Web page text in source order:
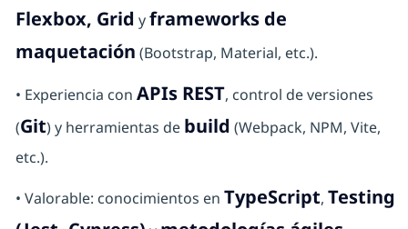
Flexbox, Grid yframeworks de
maquetación (Bootstrap, Material, etc.).
• Experiencia con APIs REST, control de versiones
(Git) y herramientas de build (Webpack, NPM, Vite,
etc.).
• Valorable: conocimientos en TypeScript, Testing